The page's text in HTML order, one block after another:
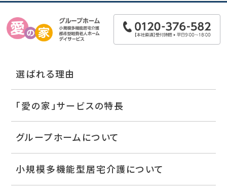
選ばれる理由
「愛の家」サービスの特長
グループホームについて
小規模多機能型居宅介護について